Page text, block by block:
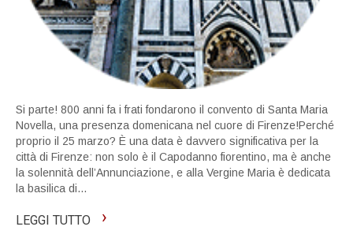
Si parte! 800 anni fa i frati fondarono il convento di Santa Maria
Novella, una presenza domenicana nel cuore di Firenze!Perché
proprio il 25 marzo? È una data è davvero significativa per la
città di Firenze: non solo è il Capodanno fiorentino, ma è anche
la solennità dell’Annunciazione, e alla Vergine Maria è dedicata
la basilica di…
LEGGI TUTTO ›